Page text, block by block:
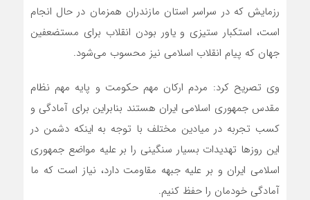
رزمایش که در سراسر استان مازندران همزمان در حال انجام
است، استکبار ستیزی و یاور بودن انقلاب برای مستضعفین
جهان که پیام انقلاب اسلامی نیز محسوب می‌شود.
وی تصریح کرد: مردم ارکان مهم حکومت و پایه مهم نظام
مقدس جمهوری اسلامی ایران هستند بنابراین برای آمادگی و
کسب تجربه در میادین مختلف با توجه به اینکه دشمن در
این روزها تهدیدات بسیار سنگینی را بر علیه مواضع جمهوری
اسلامی ایران و بر علیه جبهه مقاومت دارد، نیاز است که ما
آمادگی خودمان را حفظ کنیم.